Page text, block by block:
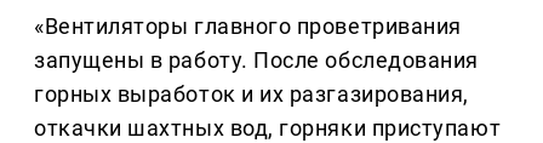
«Вентиляторы главного проветривания
запущены в работу. После обследования
горных выработок и их разгазирования,
откачки шахтных вод, горняки приступают